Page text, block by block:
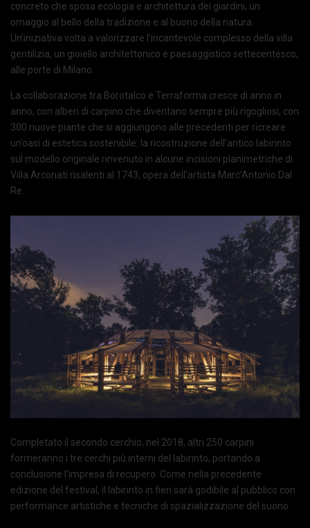
concreto che sposa ecologia e architettura dei giardini, un
omaggio al bello della tradizione e al buono della natura.
Un’iniziativa volta a valorizzare l’incantevole complesso della villa
gentilizia, un gioiello architettonico e paesaggistico settecentesco,
alle porte di Milano.
La collaborazione tra Borotalco e Terraforma cresce di anno in
anno, con alberi di carpino che diventano sempre più rigogliosi, con
300 nuove piante che si aggiungono alle precedenti per ricreare
un’oasi di estetica sostenibile: la ricostruzione dell’antico labirinto
sul modello originale rinvenuto in alcune incisioni planimetriche di
Villa Arconati risalenti al 1743, opera dell’artista Marc’Antonio Dal
Re.
Completato il secondo cerchio, nel 2018, altri 250 carpini
formeranno i tre cerchi più interni del labirinto, portando a
conclusione l’impresa di recupero. Come nella precedente
edizione del festival, il labirinto in fieri sarà godibile al pubblico con
performance artistiche e tecniche di spazializzazione del suono.